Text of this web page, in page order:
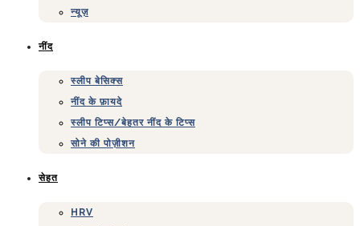
न्यूज़
नींद
स्लीप बेसिक्स
नींद के फ़ायदे
स्लीप टिप्स/बेहतर नींद के टिप्स
सोने की पोज़ीशन
सेहत
HRV